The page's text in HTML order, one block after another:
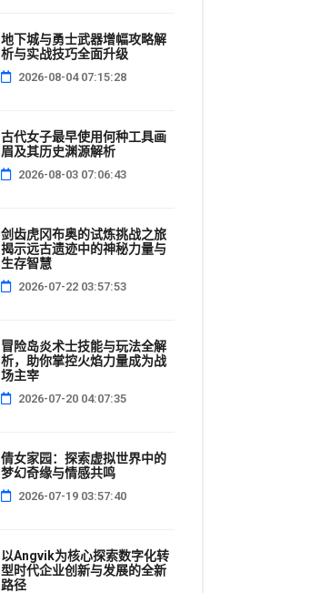
地下城与勇士武器增幅攻略解
析与实战技巧全面升级
2026-08-04 07:15:28
古代女子最早使用何种工具画
眉及其历史渊源解析
2026-08-03 07:06:43
剑齿虎冈布奥的试炼挑战之旅
揭示远古遗迹中的神秘力量与
生存智慧
2026-07-22 03:57:53
冒险岛炎术士技能与玩法全解
析，助你掌控火焰力量成为战
场主宰
2026-07-20 04:07:35
倩女家园：探索虚拟世界中的
梦幻奇缘与情感共鸣
2026-07-19 03:57:40
以Angvik为核心探索数字化转
型时代企业创新与发展的全新
路径